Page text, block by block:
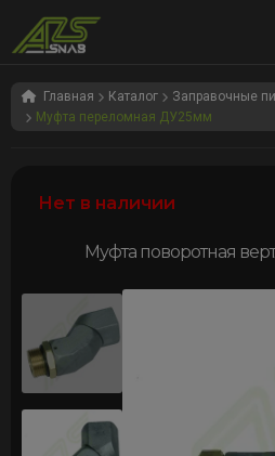
Перейти
навигации
Перейти
содержимому
Главная Каталог Заправочные
Муфта переломная ДУ25мм
Нет в наличии
Муфта поворотная